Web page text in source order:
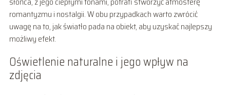
romantyzmu i nostalgii. W obu przypadkach warto zwrócić
uwagę na to, jak światło pada na obiekt, aby uzyskać najlepszy
możliwy efekt.
Oświetlenie naturalne i jego wpływ na
zdjęcia